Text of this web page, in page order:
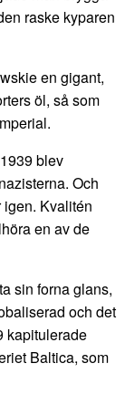
raske kyparen
en gigant,
öl, så som
blev
Och
Kvalitén
en av de
sin forna glans,
och det
kapitulerade
Baltica, som